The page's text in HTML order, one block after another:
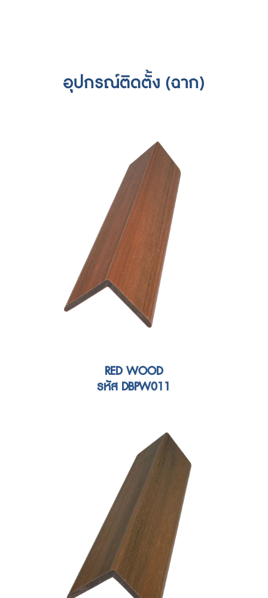
อุปกรณ์ติดตั้ง (ฉาก)
RED WOOD
รหัส DBPW011